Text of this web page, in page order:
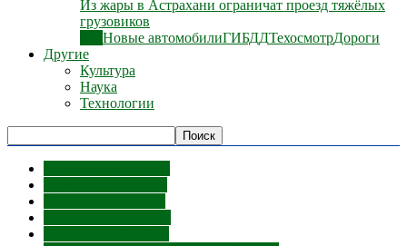
Из жары в Астрахани ограничат проезд тяжёлых
грузовиков
Новые автомобилиГИБДДТехосмотрДороги
Другие
Культура
Наука
Технологии